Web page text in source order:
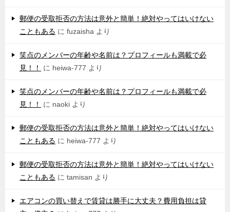
郵便の受取拒否の方法は意外と簡単！絶対やってはいけない
こともある に fuzaisha より
笑点のメンバーの年齢や名前は？プロフィールも満載で必
見！！
に heiwa-777 より
笑点のメンバーの年齢や名前は？プロフィールも満載で必
見！！
に naoki より
郵便の受取拒否の方法は意外と簡単！絶対やってはいけない
こともある に heiwa-777 より
郵便の受取拒否の方法は意外と簡単！絶対やってはいけない
こともある に tamisan より
エアコンの買い替えで賃貸は勝手に大丈夫？費用負担は貸